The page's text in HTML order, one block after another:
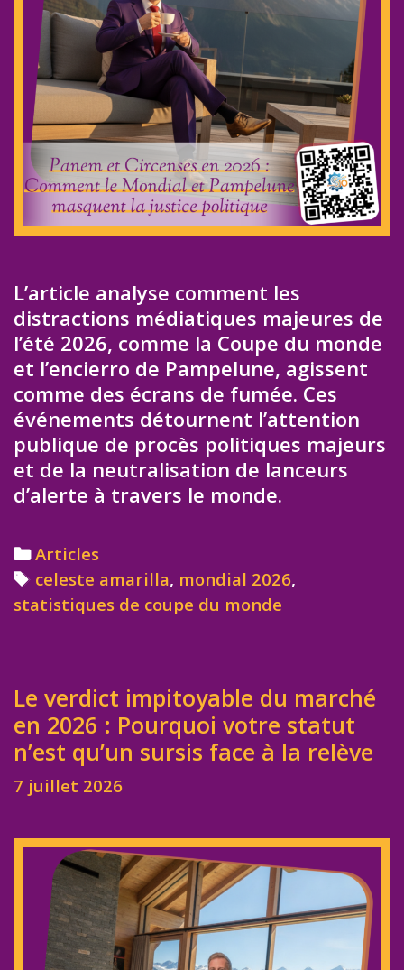
L’article analyse comment les
distractions médiatiques majeures de
l’été 2026, comme la Coupe du monde
et l’encierro de Pampelune, agissent
comme des écrans de fumée. Ces
événements détournent l’attention
publique de procès politiques majeurs
et de la neutralisation de lanceurs
d’alerte à travers le monde.
Categories
Articles
Tags
celeste amarilla, mondial 2026,
statistiques de coupe du monde
Le verdict impitoyable du marché
en 2026 : Pourquoi votre statut
n’est qu’un sursis face à la relève
7 juillet 2026